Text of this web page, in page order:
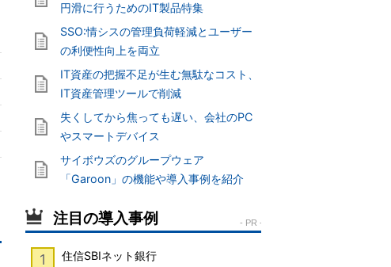
円滑に行うためのIT製品特集
SSO:情シスの管理負荷軽減とユーザー
の利便性向上を両立
IT資産の把握不足が生む無駄なコスト、
IT資産管理ツールで削減
失くしてから焦っても遅い、会社のPC
やスマートデバイス
サイボウズのグループウェア
「Garoon」の機能や導入事例を紹介